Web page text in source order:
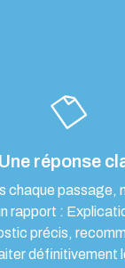
Une réponse
chaque passage,
rapport :
précis,
définitivement